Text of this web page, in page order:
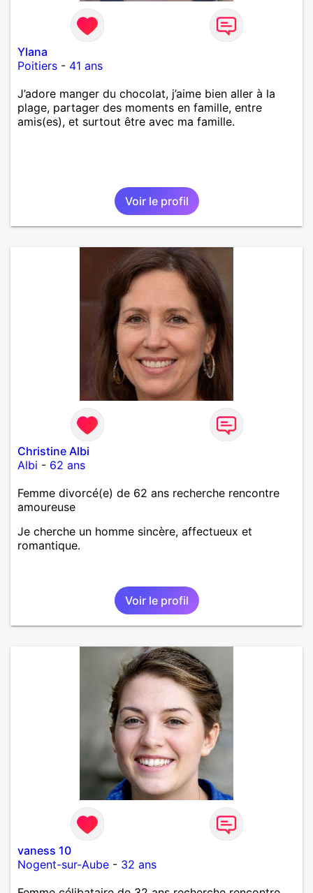
Ylana
Poitiers - 41 ans
J’adore manger du chocolat, j’aime bien aller à la
plage, partager des moments en famille, entre
amis(es), et surtout être avec ma famille.
Voir le profil
Christine Albi
Albi - 62 ans
Femme divorcé(e) de 62 ans recherche rencontre
amoureuse
Je cherche un homme sincère, affectueux et
romantique.
Voir le profil
vaness 10
Nogent-sur-Aube - 32 ans